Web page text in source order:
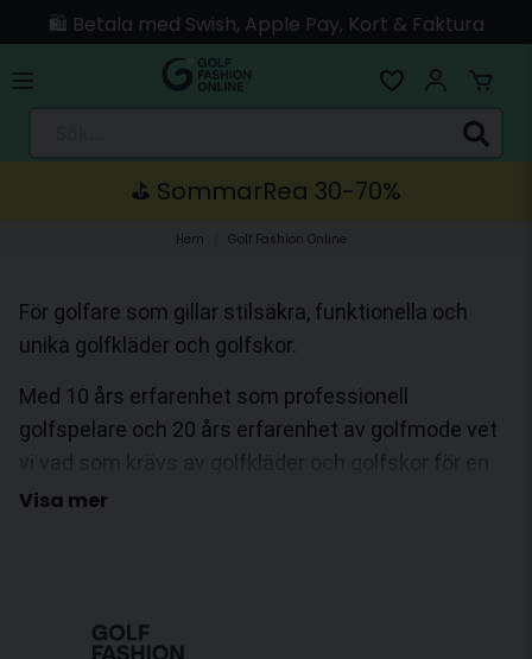
🛍️ Betala med Swish, Apple Pay, Kort & Faktura
🚚 Skickas direkt från lagret i Linköping
⛳️ SommarRea 30-70%
Hem Golf Fashion Online
För golfare som gillar stilsäkra, funktionella och
unika golfkläder och golfskor.
Med 10 års erfarenhet som professionell
golfspelare och 20 års erfarenhet av golfmode vet
vi vad som krävs av golfkläder och golfskor för en
lyckad dag på golfbanan oavsett väder. Denna
Hos Golf Fashion Online hittar du unika kollektioner
Visa mer